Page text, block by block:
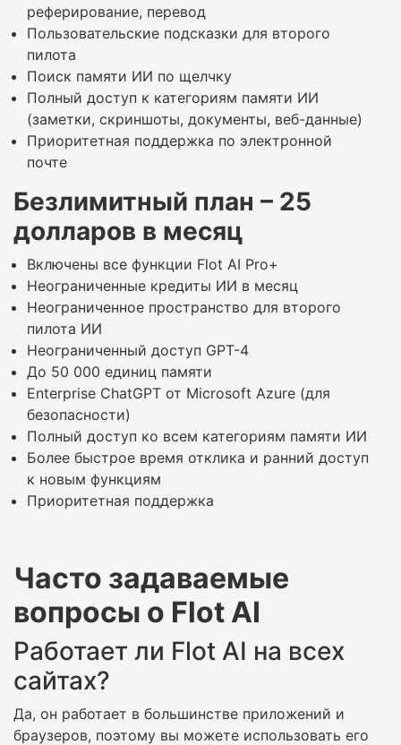
реферирование, перевод
Пользовательские подсказки для второго
пилота
Поиск памяти ИИ по щелчку
Полный доступ к категориям памяти ИИ
(заметки, скриншоты, документы, веб-данные)
Приоритетная поддержка по электронной
почте
Безлимитный план – 25
долларов в месяц
Включены все функции Flot AI Pro+
Неограниченные кредиты ИИ в месяц
Неограниченное пространство для второго
пилота ИИ
Неограниченный доступ GPT-4
До 50 000 единиц памяти
Enterprise ChatGPT от Microsoft Azure (для
безопасности)
Полный доступ ко всем категориям памяти ИИ
Более быстрое время отклика и ранний доступ
к новым функциям
Приоритетная поддержка
Часто задаваемые
вопросы о Flot AI
Работает ли Flot AI на всех
сайтах?
Да, он работает в большинстве приложений и
браузеров, поэтому вы можете использовать его